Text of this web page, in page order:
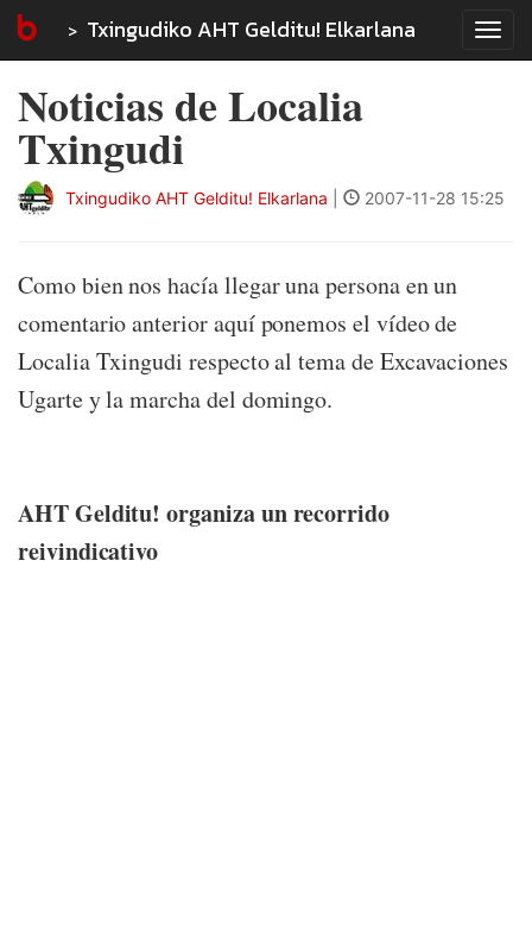
Txingudiko AHT Gelditu! Elkarlana
Noticias de Localia
Txingudi
Txingudiko AHT Gelditu! Elkarlana 2007-11-28 15:25
Como bien nos hacía llegar una persona en un
comentario anterior aquí ponemos el vídeo de
Localia Txingudi respecto al tema de Excavaciones
Ugarte y la marcha del domingo.
AHT Gelditu! organiza un recorrido
reivindicativo